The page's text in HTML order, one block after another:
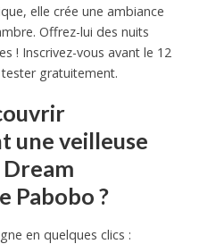
elle crée une ambiance
Offrez-lui des nuits
! Inscrivez-vous avant le 12
gratuitement.
une veilleuse
Pabobo ?
en quelques clics :